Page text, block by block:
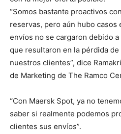
“Somos bastante proactivos
reservas, pero aún hubo casos
envíos no se cargaron debido
que resultaron en la pérdida
nuestros clientes”, dice
de Marketing de The Ramco
“Con Maersk Spot, ya no
saber si realmente podemos
clientes sus envíos”.